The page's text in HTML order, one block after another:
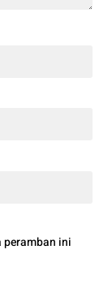
peramban ini